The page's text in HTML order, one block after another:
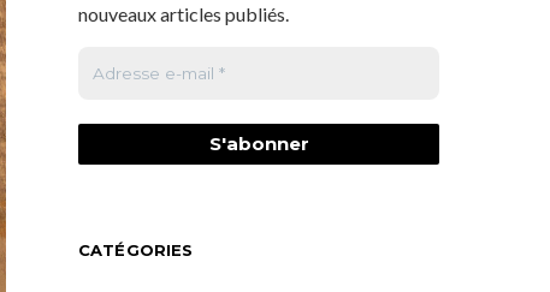
nouveaux articles publiés.
CATÉGORIES